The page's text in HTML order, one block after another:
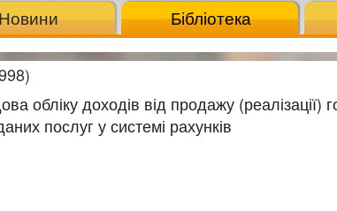
Новини Бібліотека
обліку доходів від продажу (реалізації)
послуг у системі рахунків